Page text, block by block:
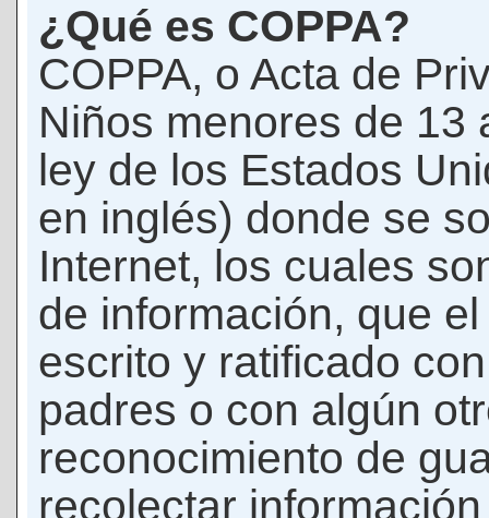
¿Qué es COPPA?
COPPA, o Acta de
Niños menores de 13
ley de los Estados
en inglés) donde se
Internet, los cuales
de información, que
escrito y ratificado
padres o con algún
reconocimiento de
recolectar